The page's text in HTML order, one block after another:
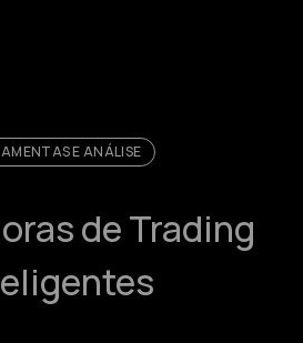
E ANÁLISE
de Trading